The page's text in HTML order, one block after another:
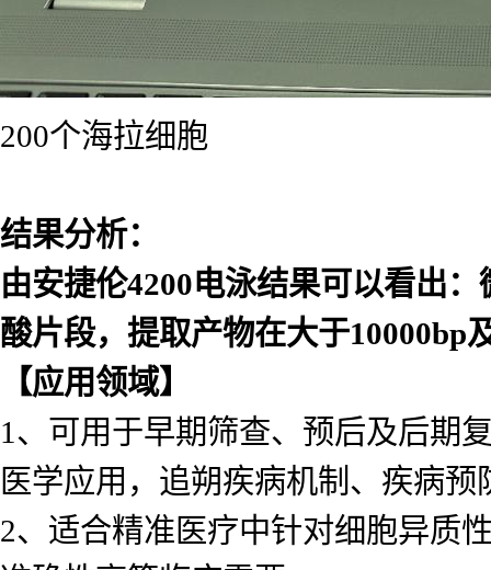
200个海拉细胞
结果分析：
由安捷伦4200电泳结果可以看出
酸片段，提取产物在大于10000bp
【应用领域】
1、可用于早期筛查、预后及后期
医学应用，追朔疾病机制、疾病预
2、适合精准医疗中针对细胞异质